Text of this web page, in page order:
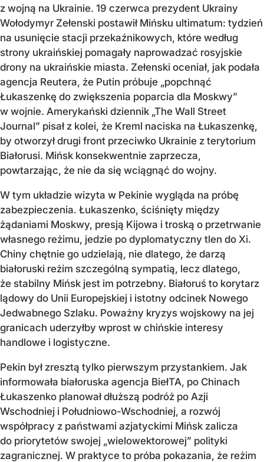
z wojną na Ukrainie. 19 czerwca prezydent Ukrainy
Wołodymyr Zełenski postawił Mińsku ultimatum: tydzień
na usunięcie stacji przekaźnikowych, które według
strony ukraińskiej pomagały naprowadzać rosyjskie
drony na ukraińskie miasta. Zełenski oceniał, jak podała
agencja Reutera, że Putin próbuje „popchnąć
Łukaszenkę do zwiększenia poparcia dla Moskwy”
w wojnie. Amerykański dziennik „The Wall Street
Journal” pisał z kolei, że Kreml naciska na Łukaszenkę,
by otworzył drugi front przeciwko Ukrainie z terytorium
Białorusi. Mińsk konsekwentnie zaprzecza,
powtarzając, że nie da się wciągnąć do wojny.
W tym układzie wizyta w Pekinie wygląda na próbę
zabezpieczenia. Łukaszenko, ściśnięty między
żądaniami Moskwy, presją Kijowa i troską o przetrwanie
własnego reżimu, jedzie po dyplomatyczny tlen do Xi.
Chiny chętnie go udzielają, nie dlatego, że darzą
białoruski reżim szczególną sympatią, lecz dlatego,
że stabilny Mińsk jest im potrzebny. Białoruś to korytarz
lądowy do Unii Europejskiej i istotny odcinek Nowego
Jedwabnego Szlaku. Poważny kryzys wojskowy na jej
granicach uderzyłby wprost w chińskie interesy
handlowe i logistyczne.
Pekin był zresztą tylko pierwszym przystankiem. Jak
informowała białoruska agencja BiełTA, po Chinach
Łukaszenko planował dłuższą podróż po Azji
Wschodniej i Południowo-Wschodniej, a rozwój
współpracy z państwami azjatyckimi Mińsk zalicza
do priorytetów swojej „wielowektorowej” polityki
zagranicznej. W praktyce to próba pokazania, że reżim